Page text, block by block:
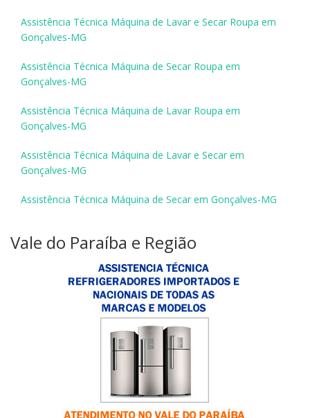
Assistência Técnica Máquina de Lavar e Secar Roupa em
Gonçalves-MG
Assistência Técnica Máquina de Secar Roupa em
Gonçalves-MG
Assistência Técnica Máquina de Lavar Roupa em
Gonçalves-MG
Assistência Técnica Máquina de Lavar e Secar em
Gonçalves-MG
Assistência Técnica Máquina de Secar em Gonçalves-MG
Vale do Paraíba e Região